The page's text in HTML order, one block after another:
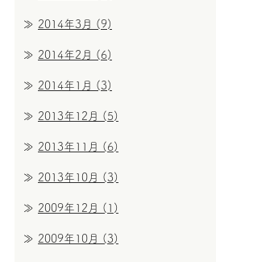
2014年3月 (9)
2014年2月 (6)
2014年1月 (3)
2013年12月 (5)
2013年11月 (6)
2013年10月 (3)
2009年12月 (1)
2009年10月 (3)